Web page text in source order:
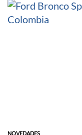
NOVEDADES